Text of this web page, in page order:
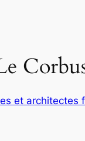
et architectes